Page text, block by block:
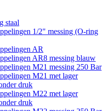
staal
1/2" messing (O-ring
AR
AR8 messing blauw
M21 messing 250 Bar
M21 met lager
druk
M22 met lager
druk